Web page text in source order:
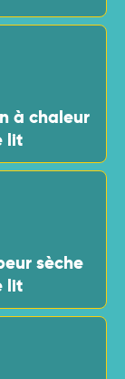
à chaleur
lit
sèche
lit